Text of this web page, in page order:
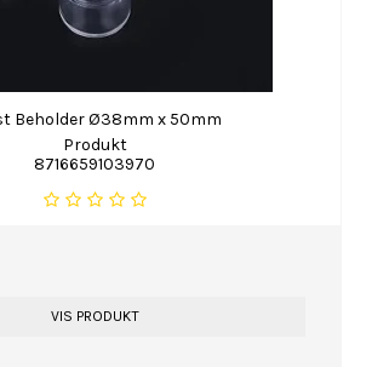
Beholder Ø38mm x 50mm
Produkt
8716659103970
VIS PRODUKT